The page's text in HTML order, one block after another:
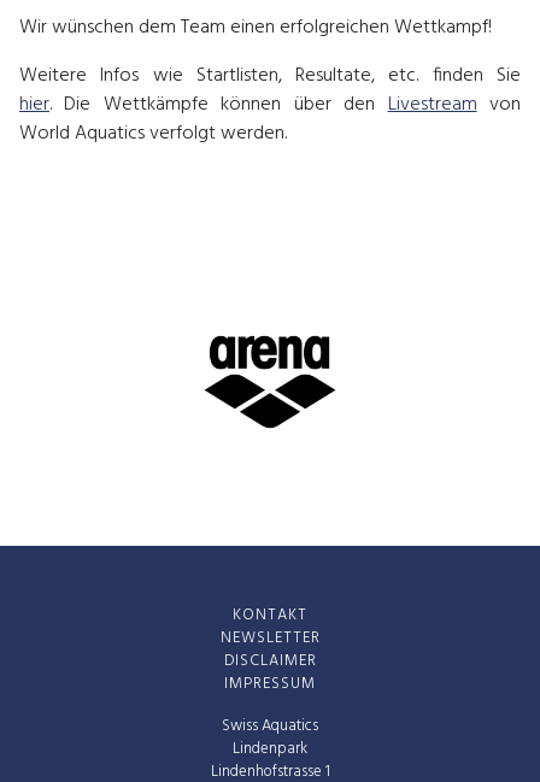
Wir wünschen dem Team einen erfolgreichen Wettkampf!
Weitere Infos wie Startlisten, Resultate, etc. finden Sie
hier. Die Wettkämpfe können über denLivestreamvon
World Aquatics verfolgt werden.
Swiss Aquatics
Lindenpark
Lindenhofstrasse 1
KONTAKT
NEWSLETTER
DISCLAIMER
IMPRESSUM